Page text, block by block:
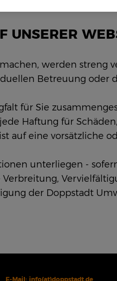
UNSERER
werden streng
Betreuung oder
für Sie
Haftung für
auf eine vorsätzliche
unterliegen -
der Doppstadt
E-Mail: info(at)doppstadt.de